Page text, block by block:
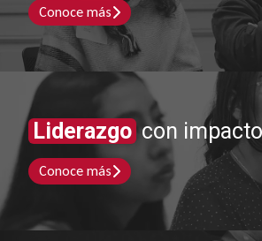
Conoce más
Liderazgo con
Conoce más